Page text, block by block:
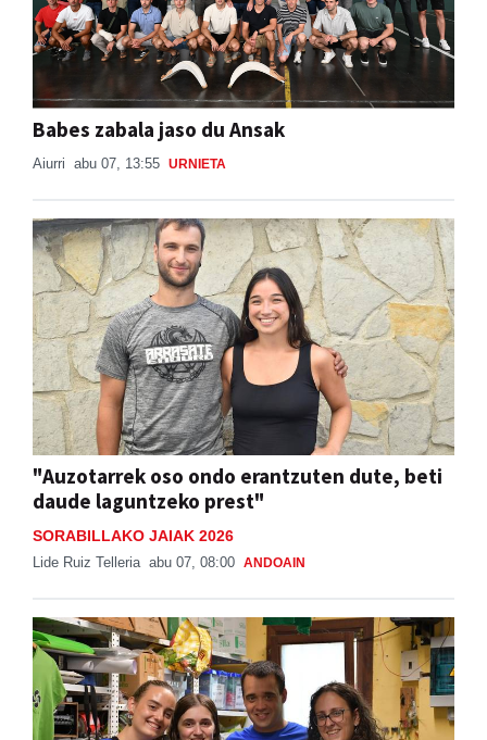
Babes zabala jaso du Ansak
Aiurri abu 07, 13:55 URNIETA
"Auzotarrek oso ondo erantzuten dute, beti
daude laguntzeko prest"
SORABILLAKO JAIAK 2026
Lide Ruiz Telleria abu 07, 08:00 ANDOAIN